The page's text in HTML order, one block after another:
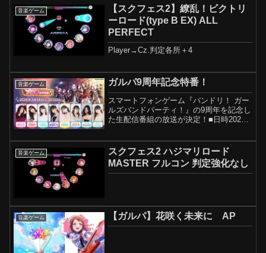
ガールズバンドパーティ！』...
音楽ゲーム
【スクフェス2】繚乱！ビクトリ
ーロード(type B EX) ALL
PERFECT
Player→Cz.判定各所＋4
音楽ゲーム ガルパ9周年記念特番！
スマートフォンゲーム『バンドリ！ ガー
ルズバンドパーティ！』の9周年を記念し
た生配信番組の放送が決定！■日時2026
を振り返る特別企画を開催！★9周年のア
ッ...
音楽ゲーム
スクフェス2 ハジマリロード
MASTER フルコン 判定強化なし
音楽ゲーム 【ガルパ】花咲く未来に AP